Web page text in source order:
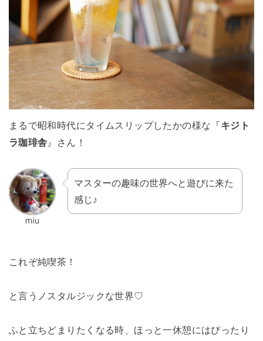
まるで昭和時代にタイムスリップしたかの様な『キジト
ラ珈琲舎 』さん！
マスターの趣味の世界へと遊びに来た
感じ♪
これぞ純喫茶！
と言うノスタルジックな世界♡
ふと立ちどまりたくなる時、ほっと一休憩にはぴったり